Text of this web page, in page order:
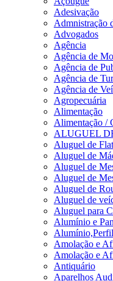
Adesivação
Admnistração
Advogados
Agência
Agência de
Agência de
Agência de
Agência de
Agropecuária
Alimentação
Alimentação /
ALUGUEL
Aluguel de Flat
Aluguel de
Aluguel de
Aluguel de
Aluguel de
Aluguel de
Aluguel para
Alumínio e
Amolação e
Amolação e
Antiquário
Aparelhos